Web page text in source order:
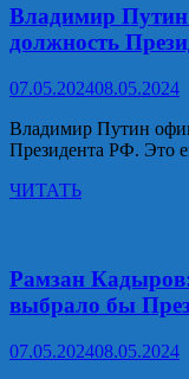
информирует
о
земельных
участков
под
ИЖС
Владимир Путин
должность
07.05.202408.05.2024
Владимир Путин
Президента РФ. Это
Владимир
в
должность
Президента
ЧИТАТЬ
Рамзан Кадыров:
выбрало бы
07.05.202408.05.2024